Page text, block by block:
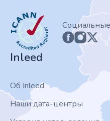
ICANN
Inleed
Об Inleed
Наши дата-центры